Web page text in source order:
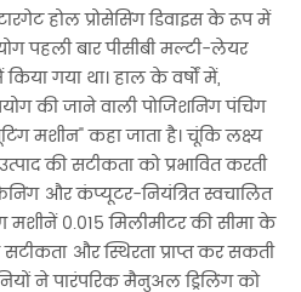
होल प्रोसेसिंग डिवाइस के रूप में
पहली बार पीसीबी मल्टी-लेयर
किया गया था। हाल के वर्षों में,
की जाने वाली पोजिशनिंग पंचिंग
मशीन" कहा जाता है। चूंकि लक्ष्य
की सटीकता को प्रभावित करती
और कंप्यूटर-नियंत्रित स्वचालित
0.015 मिलीमीटर की सीमा के
और स्थिरता प्राप्त कर सकती
ने पारंपरिक मैनुअल ड्रिलिंग को